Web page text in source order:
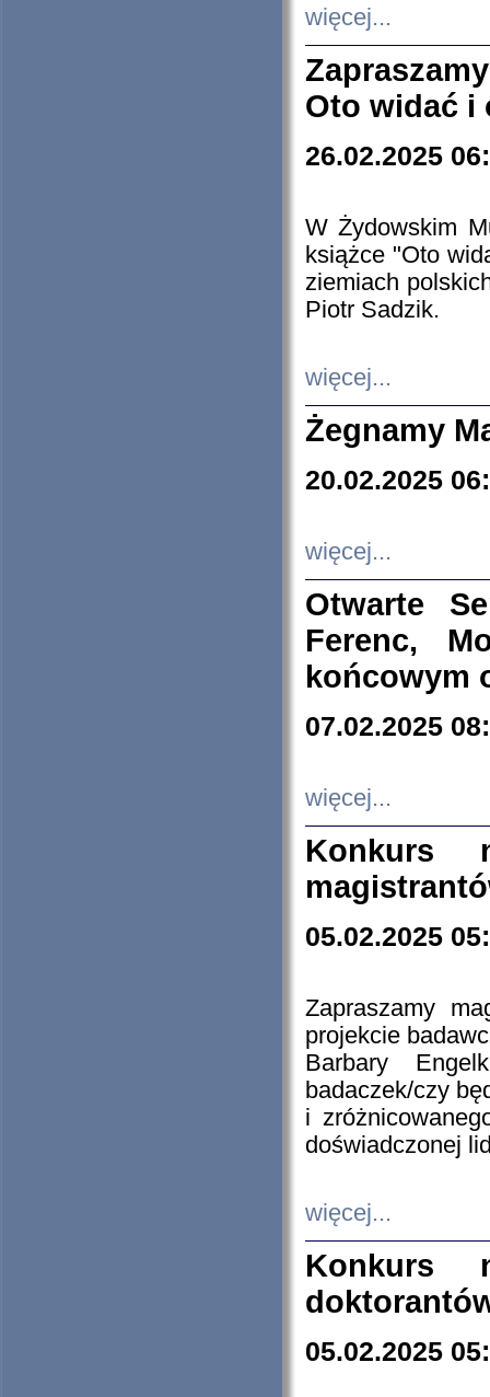
więcej...
Oto widać i
26.02.2025
W Żydowskim
książce "Oto
ziemiach
Piotr Sadzik.
więcej...
Żegnamy
20.02.2025
więcej...
Otwarte
Ferenc,
końcowym
07.02.2025
więcej...
Konkurs
05.02.2025
Zapraszamy
projekcie
Barbary
badaczek/czy
i
doświadczonej
więcej...
Konkurs
05.02.2025